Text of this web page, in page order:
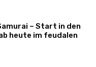
– Start in den
heute im feudalen